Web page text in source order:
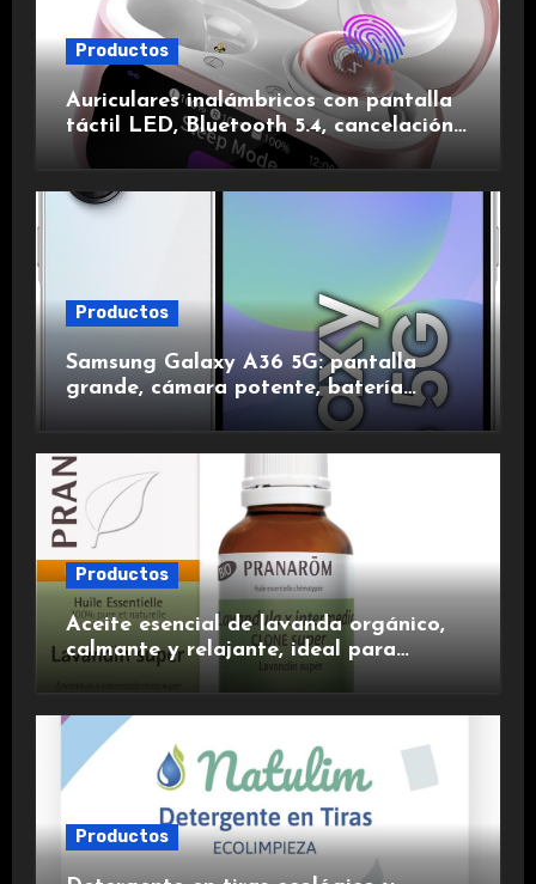
Productos
Auriculares inalámbricos con pantalla
táctil LED, Bluetooth 5.4, cancelación
de ruido, impermeables y de larga
duración.
Productos
Samsung Galaxy A36 5G: pantalla
grande, cámara potente, batería
duradera y carga rápida para una
experiencia premium.
Productos
Aceite esencial de lavanda orgánico,
calmante y relajante, ideal para
Productos